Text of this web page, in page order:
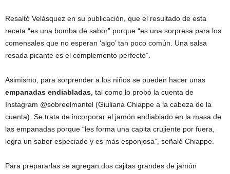
Resaltó Velásquez en su publicación, que el resultado de esta
receta “es una bomba de sabor” porque “es una sorpresa para los
comensales que no esperan ‘algo’ tan poco común. Una salsa
rosada picante es el complemento perfecto”.
Asimismo, para sorprender a los niños se pueden hacer unas
empanadas endiabladas, tal como lo probó la cuenta de
Instagram @sobreelmantel (Giuliana Chiappe a la cabeza de la
cuenta). Se trata de incorporar el jamón endiablado en la masa de
las empanadas porque “les forma una capita crujiente por fuera,
logra un sabor especiado y es más esponjosa”, señaló Chiappe.
Para prepararlas se agregan dos cajitas grandes de jamón